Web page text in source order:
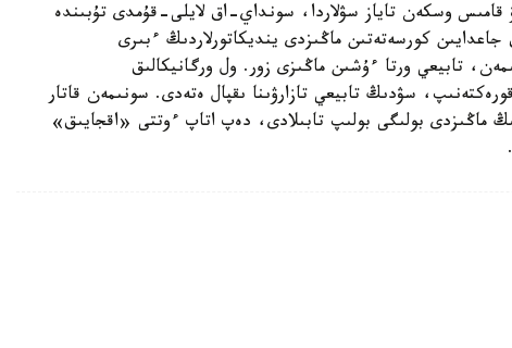
قامىس وسكەن تاياز سۋلاردا، سونداي-اق لايلى-قۇمدى تۇبىندە
كورسەتەتىن ماڭىزدى ينديكاتورلاردىڭ ءبىرى
تابيعي ورتا ءۇشىن ماڭىزى زور. ول ورگانيكالىق
سۋدىڭ تابيعي تازارۋىنا ىقپال ەتەدى. سونىمەن قاتار
ماڭىزدى بولىگى بولىپ تابىلادى، دەپ اتاپ ءوتتى «اقجايىق»